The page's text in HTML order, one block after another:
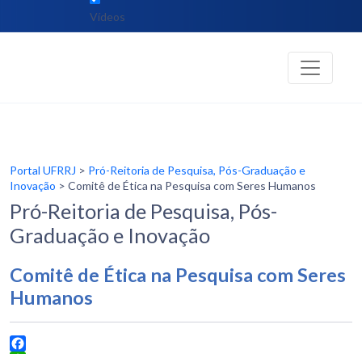
Vídeos
Portal UFRRJ > Pró-Reitoria de Pesquisa, Pós-Graduação e
Inovação > Comitê de Ética na Pesquisa com Seres Humanos
Pró-Reitoria de Pesquisa, Pós-
Graduação e Inovação
Comitê de Ética na Pesquisa com Seres
Humanos